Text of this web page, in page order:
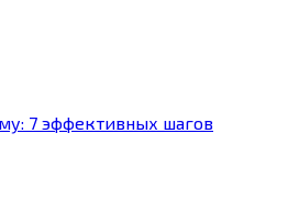
7 эффективных шагов